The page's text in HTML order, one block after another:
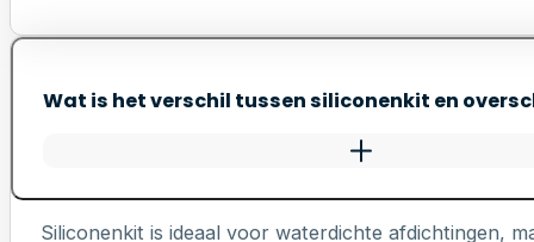
Wat is het verschil tussen siliconenkit en
Siliconenkit is ideaal voor waterdichte afdichtingen,